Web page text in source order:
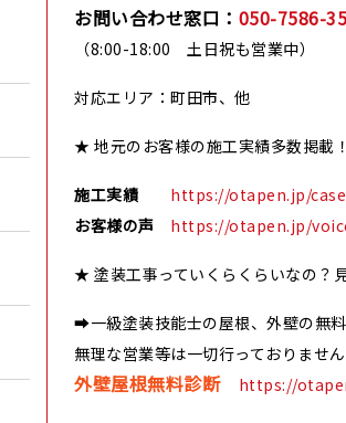
お問い合わせ窓口： 050-7586-
（8:00-18:00 土日祝も営業中）
対応エリア：町田市、他
★ 地元のお客様の施工実績多数掲載！
施工実績
https://otapen.jp/
お客様の声
https://otapen.jp/
★ 塗装工事っていくらくらいなの？
➡一級塗装技能士の屋根、外壁の無
無理な営業等は一切行っておりません
外壁屋根無料診断 https://